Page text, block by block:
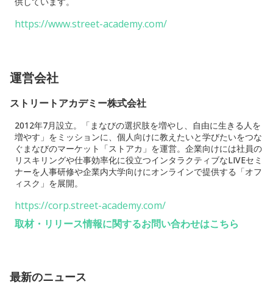
https://www.street-academy.com/
運営会社
ストリートアカデミー株式会社
2012年7月設立。「まなびの選択肢を増やし、自由に生きる人を
増やす」をミッションに、個人向けに教えたいと学びたいをつな
ぐまなびのマーケット「ストアカ」を運営。企業向けには社員の
リスキリングや仕事効率化に役立つインタラクティブなLIVEセミ
ナーを人事研修や企業内大学向けにオンラインで提供する「オフ
ィスク」を展開。
https://corp.street-academy.com/
取材・リリース情報に関するお問い合わせはこちら
最新のニュース